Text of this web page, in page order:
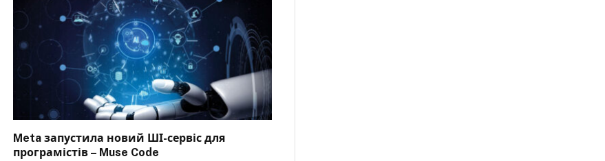
Meta запустила новий ШІ-сервіс для
програмістів – Muse Code